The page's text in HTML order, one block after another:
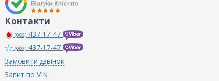
Контакти
(066) 437-17-47
(097) 437-17-47
Замовити дзвінок
Запит по VIN